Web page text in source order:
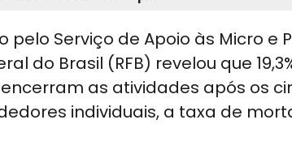
pelo Serviço de Apoio às Micro
do Brasil (RFB) revelou que
as atividades após os
individuais, a taxa de